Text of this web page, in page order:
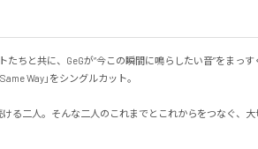
ちと共に、GeGが“今この瞬間に鳴らしたい音”をまっす
Way」をシングルカット。
る二人。そんな二人のこれまでとこれからをつなぐ、大